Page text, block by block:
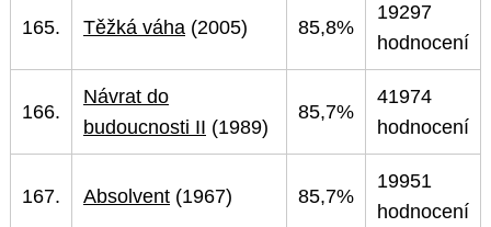
165. Těžká váha (2005) 85,8%
19297
hodnocení
166.
Návrat do
budoucnosti II (1989)
85,7%
41974
hodnocení
167. Absolvent (1967) 85,7%
19951
hodnocení